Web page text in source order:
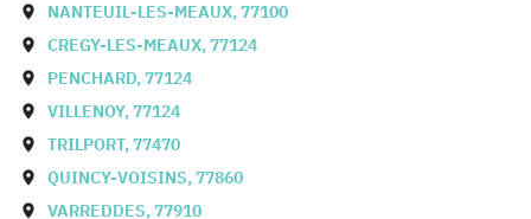
NANTEUIL-LES-MEAUX,77100
CREGY-LES-MEAUX,77124
PENCHARD,77124
VILLENOY,77124
TRILPORT,77470
QUINCY-VOISINS,77860
VARREDDES,77910